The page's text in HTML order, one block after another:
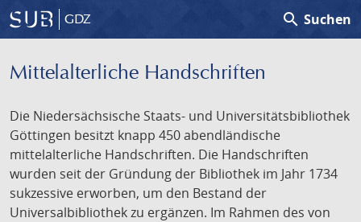
GDZ search Suchen
Mittelalterliche Handschriften
Die Niedersächsische Staats- und Universitätsbibliothek
Göttingen besitzt knapp 450 abendländische
mittelalterliche Handschriften. Die Handschriften
wurden seit der Gründung der Bibliothek im Jahr 1734
sukzessive erworben, um den Bestand der
Universalbibliothek zu ergänzen. Im Rahmen des von